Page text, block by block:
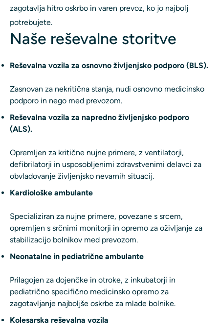
zagotavlja hitro oskrbo in varen prevoz, ko jo najbolj
potrebujete.
Naše reševalne storitve
Reševalna vozila za osnovno življenjsko podporo (BLS).
Zasnovan za nekritična stanja, nudi osnovno medicinsko
podporo in nego med prevozom.
Reševalna vozila za napredno življenjsko podporo
(ALS).
Opremljen za kritične nujne primere, z ventilatorji,
defibrilatorji in usposobljenimi zdravstvenimi delavci za
obvladovanje življenjsko nevarnih situacij.
Kardiološke ambulante
Specializiran za nujne primere, povezane s srcem,
opremljen s srčnimi monitorji in opremo za oživljanje za
stabilizacijo bolnikov med prevozom.
Neonatalne in pediatrične ambulante
Prilagojen za dojenčke in otroke, z inkubatorji in
pediatrično specifično medicinsko opremo za
zagotavljanje najboljše oskrbe za mlade bolnike.
Kolesarska reševalna vozila